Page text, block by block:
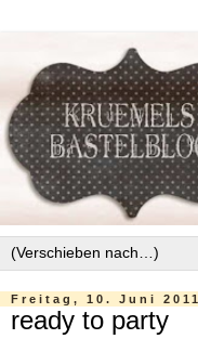
Freitag, 10. Juni 2011
ready to party